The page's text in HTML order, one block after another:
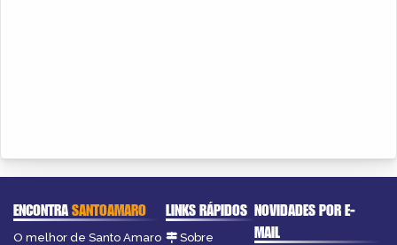
ENCONTRASANTOAMARO
O melhor de Santo Amaro
LINKS RÁPIDOS
Sobre
NOVIDADES POR E-
MAIL